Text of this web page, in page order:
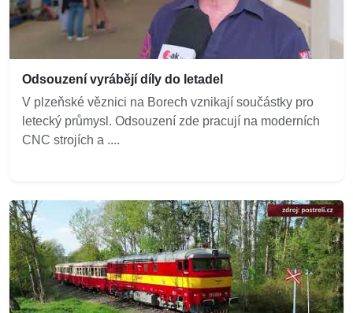
Odsouzení vyrábějí díly do letadel
V plzeňské věznici na Borech vznikají součástky pro
letecký průmysl. Odsouzení zde pracují na moderních
CNC strojích a ....